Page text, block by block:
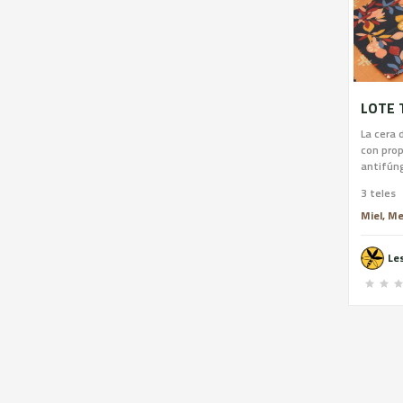
La cera
con
3 teles
Miel,